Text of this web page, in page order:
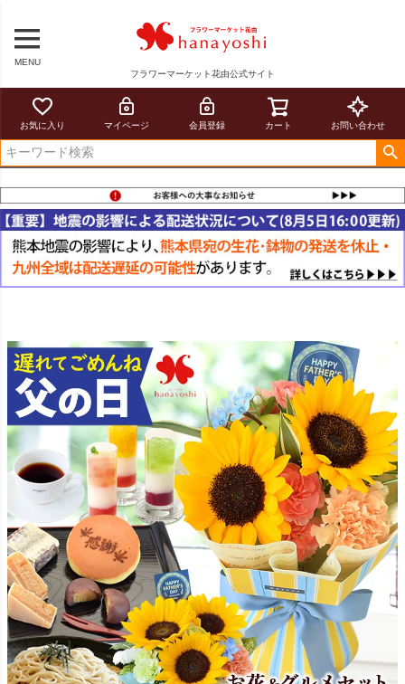
MENU
フラワーマーケット花由公式サイト
お気に入り マイページ 会員登録 カート お問い合わせ